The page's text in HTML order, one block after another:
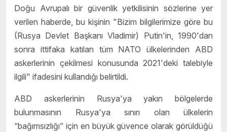
Doğu Avrupalı bir güvenlik yetkilisinin sözlerine yer
verilen haberde, bu kişinin "Bizim bilgilerimize göre bu
(Rusya Devlet Başkanı Vladimir) Putin'in, 1990'dan
sonra ittifaka katılan tüm NATO ülkelerinden ABD
askerlerinin çekilmesi konusunda 2021'deki talebiyle
ilgili" ifadesini kullandığı belirtildi.
ABD askerlerinin Rusya'ya yakın bölgelerde
bulunmasının Rusya'ya sınırı olan ülkelerin
“bağımsızlığı” için en büyük güvence olarak görüldüğü